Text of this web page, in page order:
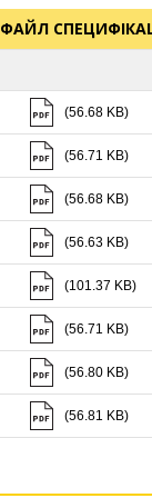
ФАЙЛ
(56.68 KB)
Скачати (56.71 KB)
(56.71 KB)
Скачати (56.68 KB)
(56.68 KB)
Скачати (56.63 KB)
(56.63 KB)
Скачати (101.37
(101.37 KB)
Скачати (56.71 KB)
(56.71 KB)
Скачати (56.80 KB)
(56.80 KB)
Скачати (56.81 KB)
(56.81 KB)